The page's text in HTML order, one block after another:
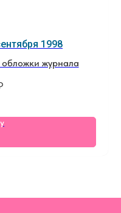
1998
журнала